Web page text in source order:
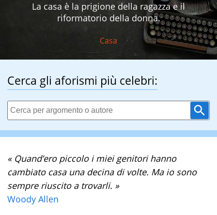
La casa è la prigione della ragazza e il
riformatorio della donna.
Casa
Cerca gli aforismi più celebri:
« Quand’ero piccolo i miei genitori hanno
cambiato casa una decina di volte. Ma io sono
sempre riuscito a trovarli. »
Woody Allen